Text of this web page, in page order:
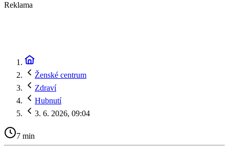
Reklama
Ženské centrum
Zdraví
Hubnutí
3. 6. 2026, 09:04
7 min